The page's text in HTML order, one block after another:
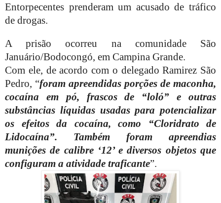
Entorpecentes prenderam um acusado de tráfico
de drogas.
A prisão ocorreu na comunidade São
Januário/Bodocongó, em Campina Grande.
Com ele, de acordo com o delegado Ramirez São
Pedro, “foram apreendidas porções de maconha,
cocaína em pó, frascos de “loló” e outras
substâncias líquidas usadas para potencializar
os efeitos da cocaína, como “Cloridrato de
Lidocaína”. Também foram apreendias
munições de calibre ‘12’ e diversos objetos que
configuram a atividade traficante”.